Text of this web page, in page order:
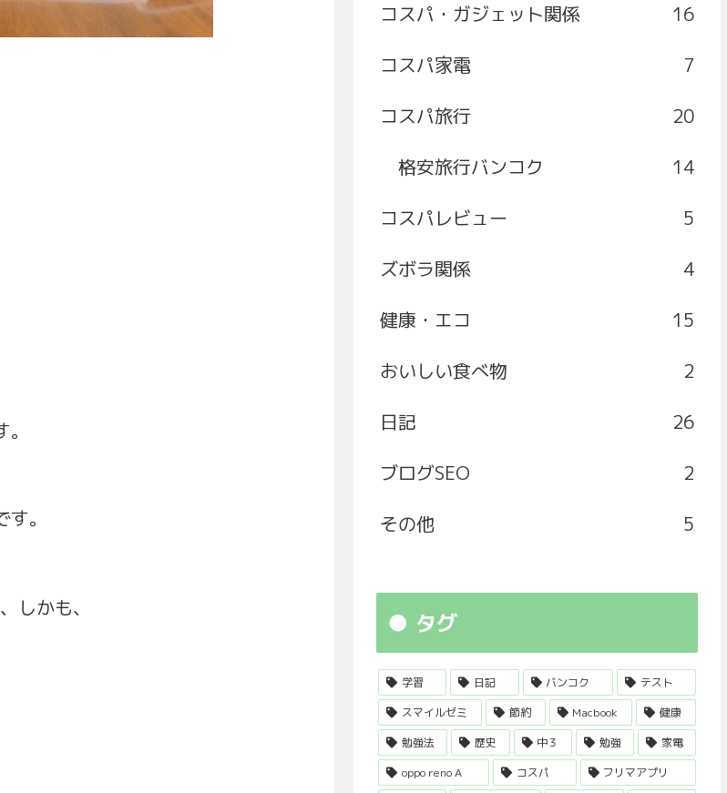
。
しかも、
コスパ・ガジェット関係
16
コスパ家電
7
コスパ旅行
20
格安旅行バンコク
14
コスパレビュー
5
ズボラ関係
4
健康・エコ
15
おいしい食べ物
2
日記
26
ブログSEO
2
その他
5
タグ
学習 日記 バンコク
テスト
スマイルゼミ
節約 Macbook
健康
勉強法
歴史 中３ 勉強
家電
oppo reno A
コスパ
フリマアプリ